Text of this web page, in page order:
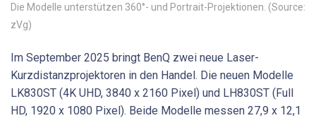
Die Modelle unterstützen 360°- und Portrait-Projektionen. (Source:
zVg)
Im September 2025 bringt BenQ zwei neue Laser-
Kurzdistanzprojektoren in den Handel. Die neuen Modelle
LK830ST (4K UHD, 3840 x 2160 Pixel) und LH830ST (Full
HD, 1920 x 1080 Pixel). Beide Modelle messen 27,9 x 12,1